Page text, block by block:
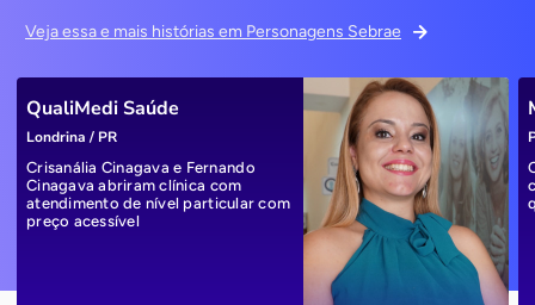
Veja essa e mais histórias em Personagens Sebrae
QualiMedi Saúde
Londrina / PR
Crisanália Cinagava e Fernando
Cinagava abriram clínica com
atendimento de nível particular com
preço acessível